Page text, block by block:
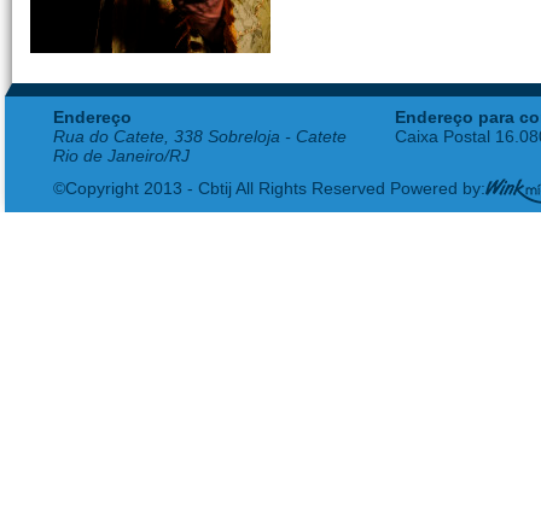
Endereço
Rua do Catete, 338 Sobreloja - Catete
Rio de Janeiro/RJ
Endereço para
Caixa Postal
©Copyright 2013 - Cbtij All Rights Reserved Powered by: